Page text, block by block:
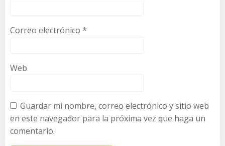
Correo electrónico *
Web
Guardar mi nombre, correo electrónico y sitio web
en este navegador para la próxima vez que haga un
comentario.